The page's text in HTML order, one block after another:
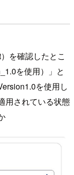
を確認したとこ
を使用）」と
を使用し
用されている状態